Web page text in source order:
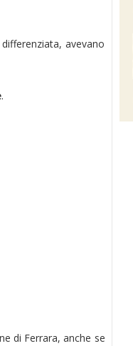
avevano
.
di Ferrara, anche se